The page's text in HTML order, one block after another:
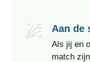
Aan de
Als jij en
match